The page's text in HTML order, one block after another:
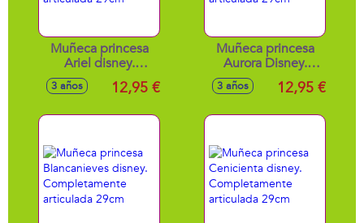
Muñeca princesa
Ariel disney.
Completamente
articulada 29cm
3 años 12,95 €
Muñeca princesa
Aurora Disney.
Completamente
articulada 29cm
3 años 12,95 €